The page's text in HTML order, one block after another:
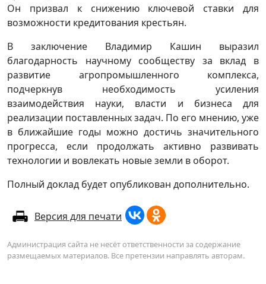
Он призвал к снижению ключевой ставки для
возможности кредитования крестьян.
В заключение Владимир Кашин выразил
благодарность научному сообществу за вклад в
развитие агропромышленного комплекса,
подчеркнув необходимость усиления
взаимодействия науки, власти и бизнеса для
реализации поставленных задач. По его мнению, уже
в ближайшие годы можно достичь значительного
прогресса, если продолжать активно развивать
технологии и вовлекать новые земли в оборот.
Полный доклад будет опубликован дополнительно.
Версия для печати
Администрация сайта не несёт ответственности за содержание
размещаемых материалов. Все претензии направлять авторам.